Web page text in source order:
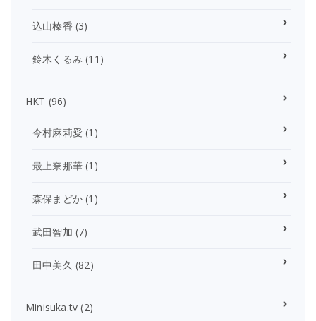
込山榛香 (3)
鈴木くるみ (11)
HKT (96)
今村麻莉愛 (1)
最上奈那華 (1)
森保まどか (1)
武田智加 (7)
田中美久 (82)
Minisuka.tv (2)